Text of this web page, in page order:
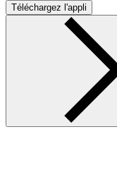
Téléchargez l'appli